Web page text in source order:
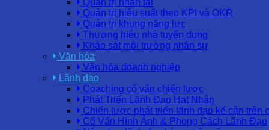
Quản trị nhân tài
Quản trị hiệu suất theo KPI và OKR
Quản trị khung năng lực
Thương hiệu nhà tuyển dụng
Khảo sát môi trường nhân sự
Văn hóa
Văn hóa doanh nghiệp
Lãnh đạo
Coaching cố vấn chiến lược
Phát Triển Lãnh Đạo Hạt Nhân
Chiến lược phát triển lãnh đạo kế cận trên
Cố Vấn Hình Ảnh & Phong Cách Lãnh Đạo